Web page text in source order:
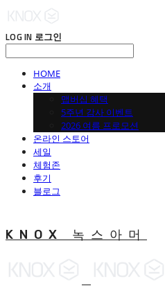
LOG IN 로그인
HOME
소개
맵버십 혜택
5주년 감사 이벤트
2026 여름 프로모션
온라인 스토어
세일
체험존
후기
블로그
KNOX 녹스아머